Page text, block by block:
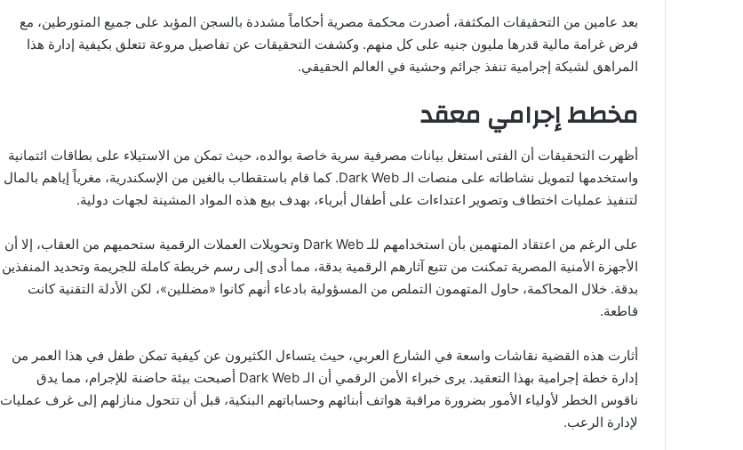
بعد عامين من التحقيقات المكثفة، أصدرت محكمة مصرية أحكاماً مشددة بالسجن المؤبد على جميع المتورطين، مع
فرض غرامة مالية قدرها مليون جنيه على كل منهم. وكشفت التحقيقات عن تفاصيل مروعة تتعلق بكيفية إدارة هذا
المراهق لشبكة إجرامية تنفذ جرائم وحشية في العالم الحقيقي.
مخطط إجرامي معقد
أظهرت التحقيقات أن الفتى استغل بيانات مصرفية سرية خاصة بوالده، حيث تمكن من الاستيلاء على بطاقات ائتمانية
واستخدمها لتمويل نشاطاته على منصات الـ Dark Web. كما قام باستقطاب بالغين من الإسكندرية، مغرياً إياهم بالمال
لتنفيذ عمليات اختطاف وتصوير اعتداءات على أطفال أبرياء، بهدف بيع هذه المواد المشينة لجهات دولية.
على الرغم من اعتقاد المتهمين بأن استخدامهم للـ Dark Web وتحويلات العملات الرقمية ستحميهم من العقاب، إلا أن
الأجهزة الأمنية المصرية تمكنت من تتبع آثارهم الرقمية بدقة، مما أدى إلى رسم خريطة كاملة للجريمة وتحديد المنفذين
بدقة. خلال المحاكمة، حاول المتهمون التملص من المسؤولية بادعاء أنهم كانوا «مضللين»، لكن الأدلة التقنية كانت
قاطعة.
أثارت هذه القضية نقاشات واسعة في الشارع العربي، حيث يتساءل الكثيرون عن كيفية تمكن طفل في هذا العمر من
إدارة خطة إجرامية بهذا التعقيد. يرى خبراء الأمن الرقمي أن الـ Dark Web أصبحت بيئة حاضنة للإجرام، مما يدق
ناقوس الخطر لأولياء الأمور بضرورة مراقبة هواتف أبنائهم وحساباتهم البنكية، قبل أن تتحول منازلهم إلى غرف عمليات
لإدارة الرعب.